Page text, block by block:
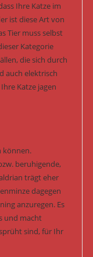
Ihre Katze im
ist diese Art von
Tier muss selbst
Kategorie
die sich durch
auch elektrisch
Katze jagen
können.
beruhigende,
trägt eher
dagegen
anzuregen. Es
und macht
sind, für Ihr